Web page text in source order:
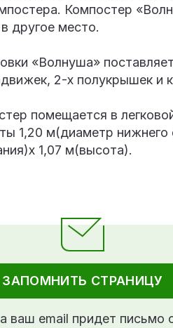
Компостер
другое место.
«Волнуша»
2-х полукрышек и
помещается в
1,20 м(диаметр нижнего
1,07 м(высота).
ЗАПОМНИТЬ СТРАНИЦУ
ваш email придет письмо